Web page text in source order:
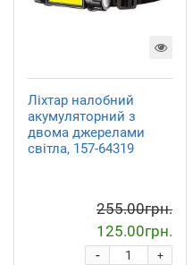
Ліхтар налобний
акумуляторний з
двома джерелами
світла, 157-64319
255.00грн.
125.00грн.
+
-